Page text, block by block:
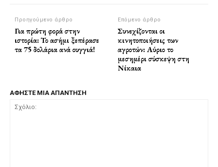
Προηγούμενο άρθρο
Για πρώτη φορά στην
ιστορία: Το ασήμι ξεπέρασε
τα 75 δολάρια ανά ουγγιά!
Επόμενο άρθρο
Συνεχίζονται οι
κινητοποιήσεις των
αγροτών: Αύριο το
μεσημέρι σύσκεψη στη
Νίκαια
ΑΦΗΣΤΕ ΜΙΑ ΑΠΑΝΤΗΣΗ